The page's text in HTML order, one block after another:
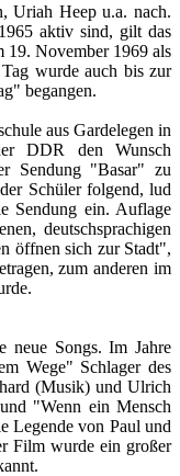
Uriah Heep u.a. nach.
aktiv sind, gilt das
November 1969 als
wurde auch bis zur
begangen.
aus Gardelegen in
DDR den Wunsch
Sendung "Basar" zu
Schüler folgend, lud
Sendung ein. Auflage
deutschsprachigen
öffnen sich zur Stadt",
zum anderen im
neue Songs. Im Jahre
Wege" Schlager des
(Musik) und Ulrich
"Wenn ein Mensch
Legende von Paul und
Film wurde ein großer